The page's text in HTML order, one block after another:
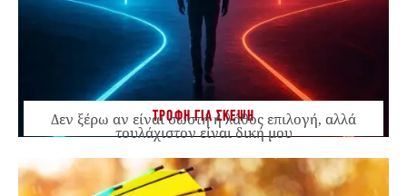
ΤΡΟΦΗ ΓΙΑ ΣΚΕΨΗ
Δεν ξέρω αν είναι σωστή ή λάθος επιλογή, αλλά
τουλάχιστον είναι δική μου